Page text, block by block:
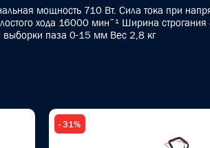
мощность 710 Вт. Сила тока при
хода 16000 минˉ¹ Ширина
выборки паза 0-15 мм Вес 2,8 кг
- 31%